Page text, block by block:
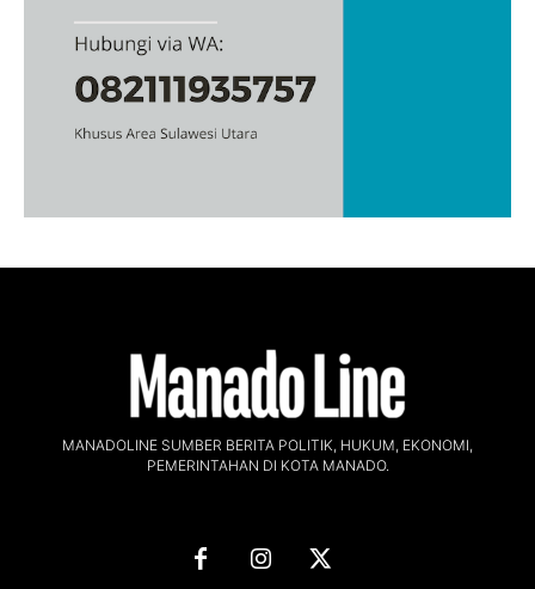
MANADOLINE SUMBER BERITA POLITIK, HUKUM, EKONOMI,
PEMERINTAHAN DI KOTA MANADO.